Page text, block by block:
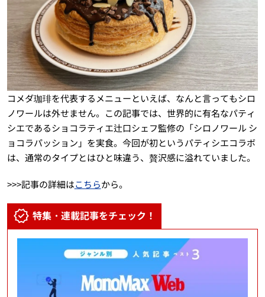
コメダ珈琲を代表するメニューといえば、なんと言ってもシロ
ノワールは外せません。この記事では、世界的に有名なパティ
シエであるショコラティエ辻口シェフ監修の「シロノワール シ
ョコラパッション」を実食。今回が初というパティシエコラボ
は、通常のタイプとはひと味違う、贅沢感に溢れていました。
>>>記事の詳細はこちらから。
特集・連載記事をチェック！